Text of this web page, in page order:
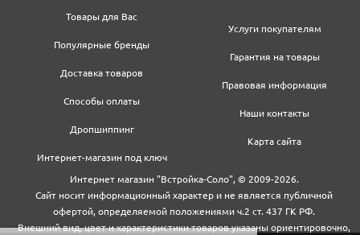
Товары для Вас
Популярные бренды
Доставка товаров
Способы оплаты
Дропшиппинг
Интернет-магазин под ключ
Услуги покупателям
Гарантия на товары
Правовая информация
Наши контакты
Карта сайта
Интернет магазин "Встройка-Соло", © 2009-2026.
Сайт носит информационный характер и не является публичной
офертой, определяемой положениями ч.2 ст. 437 ГК РФ.
Внешний вид, цвет и характеристики товаров указаны ориентировочно,